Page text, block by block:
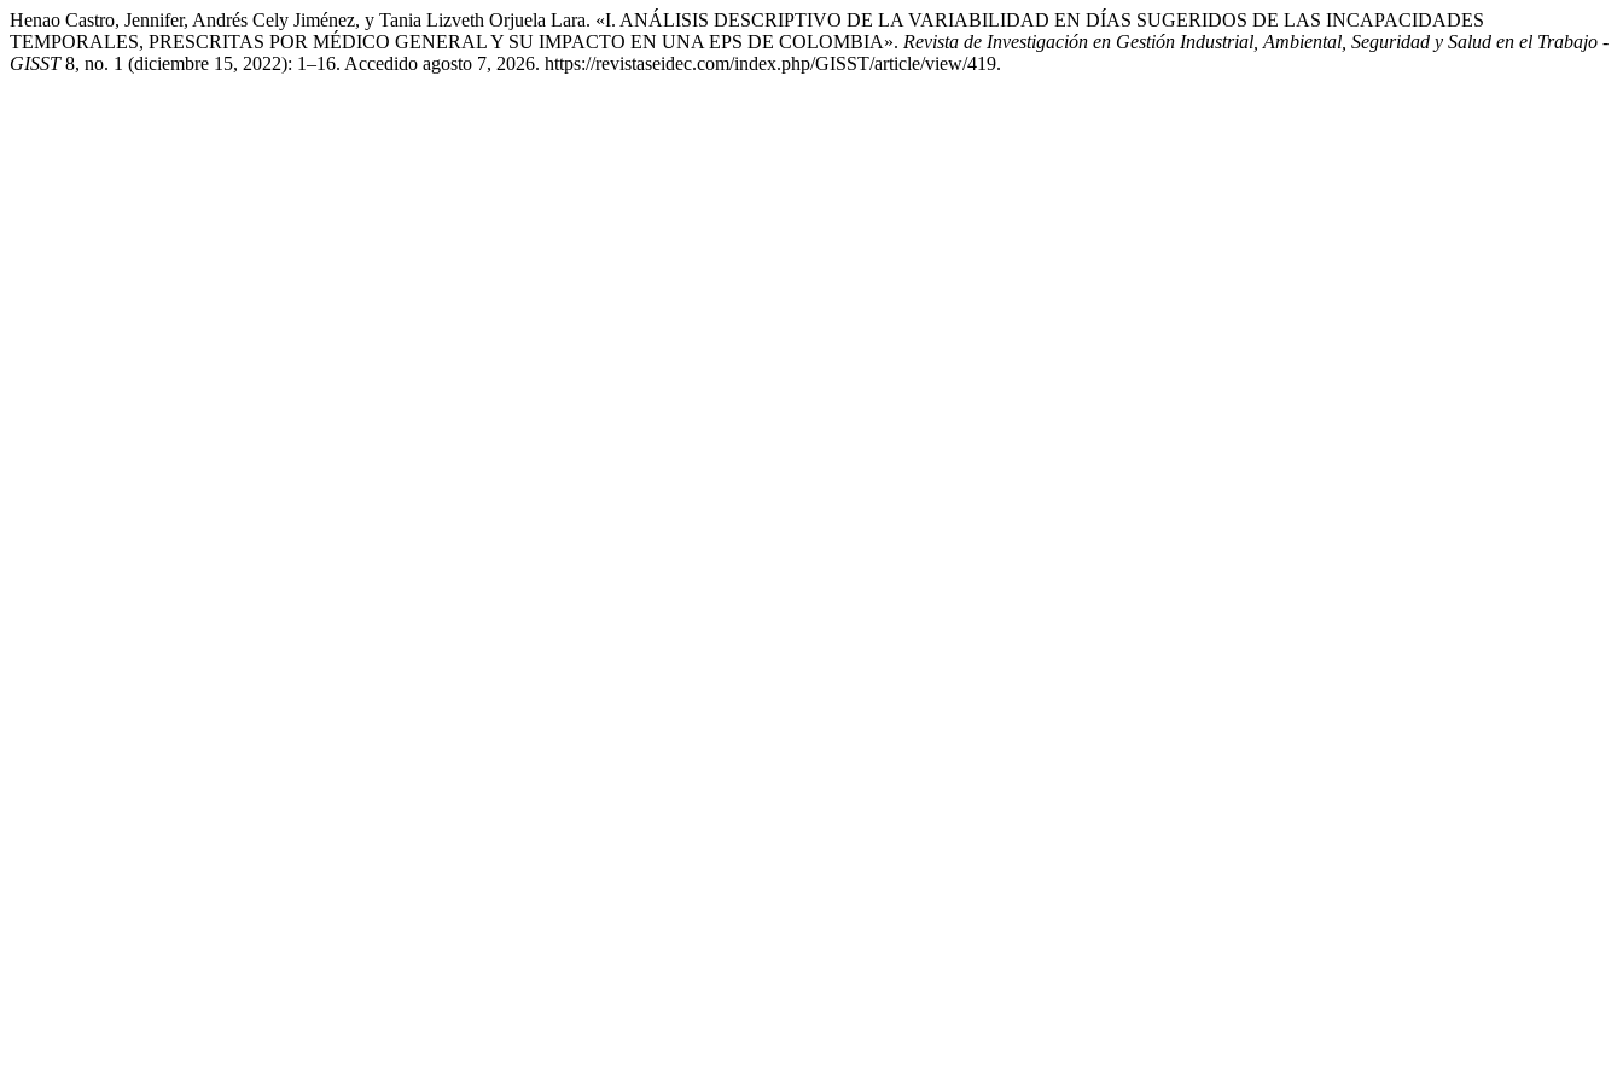
Henao Castro, Jennifer, Andrés Cely Jiménez, y Tania Lizveth Orjuela Lara. «I. ANÁLISIS DESCRIPTIVO DE LA VARIABILIDAD EN DÍAS SUGERIDOS DE LAS INCAPACIDADES
TEMPORALES, PRESCRITAS POR MÉDICO GENERAL Y SU IMPACTO EN UNA EPS DE COLOMBIA». Revista de Investigación en Gestión Industrial, Ambiental, Seguridad y Salud en el Trabajo -
GISST8, no. 1 (diciembre 15, 2022): 1–16. Accedido agosto 7, 2026. https://revistaseidec.com/index.php/GISST/article/view/419.